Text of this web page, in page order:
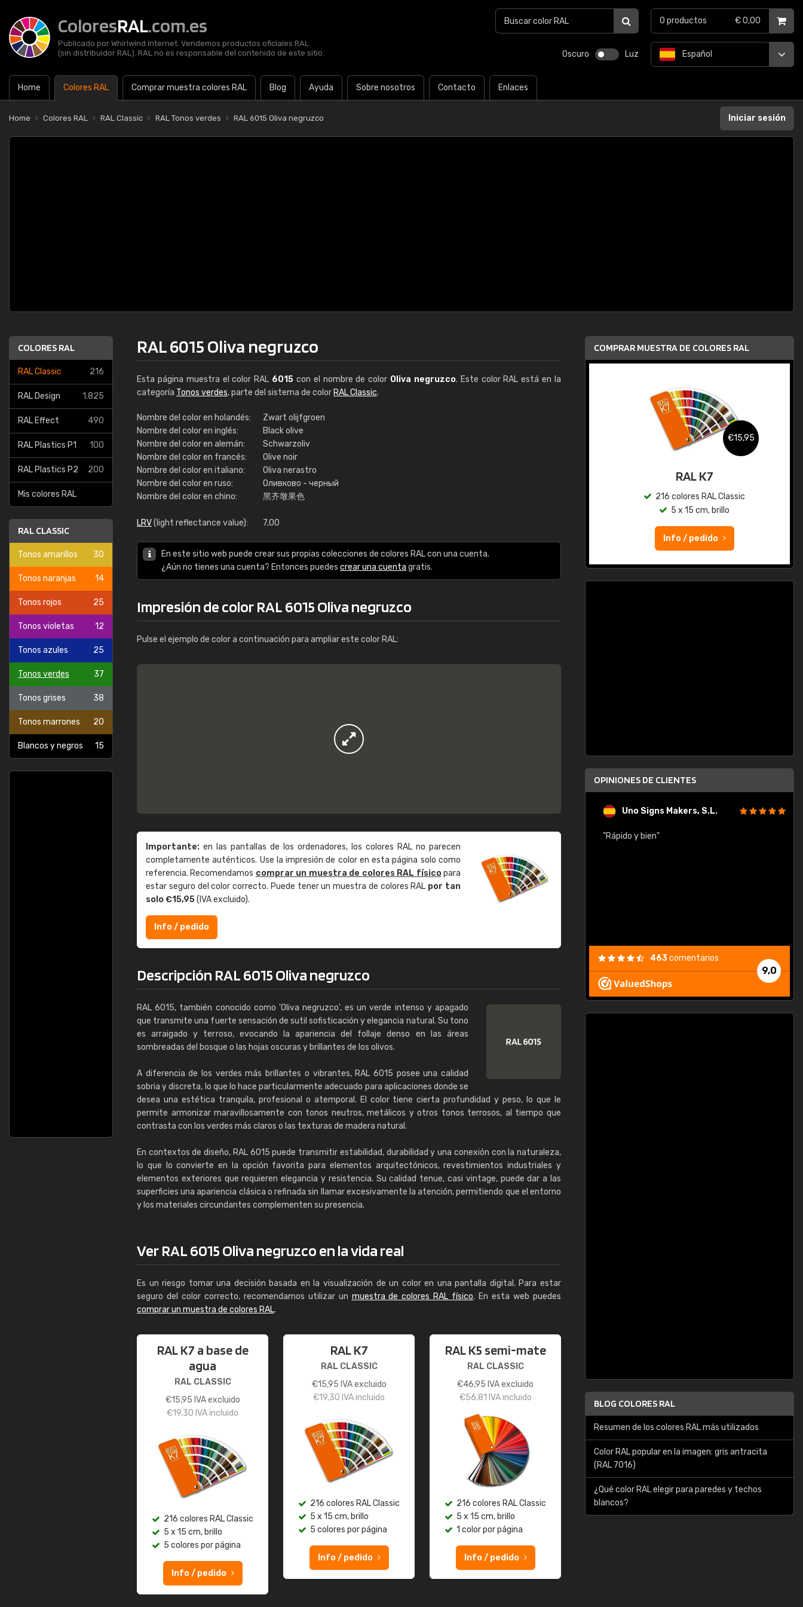
ColoresRAL.com.es
Publicado por Whirlwind Internet. Vendemos productos oficiales RAL
(sin distribuidor RAL). RAL no es responsable del contenido de este sitio.
Oscuro Luz
Home Colores RAL Comprar muestra colores RAL Blog Ayuda Sobre nosotros Contacto Enlaces
Español
0 productos € 0,00
Home Colores RAL RAL Classic RAL Tonos verdes RAL 6015 Oliva negruzco Iniciar sesión
COLORES RAL
RAL Classic 216
RAL Design 1.825
RAL Effect 490
RAL Plastics P1 100
RAL Plastics P2 200
Mis colores RAL
RAL CLASSIC
Tonos amarillos 30
Tonos naranjas 14
Tonos rojos 25
Tonos violetas 12
Tonos azules 25
Tonos verdes 37
Tonos grises 38
Tonos marrones 20
Blancos y negros 15
RAL 6015 Oliva negruzco
Esta página muestra el color RAL 6015 con el nombre de color Oliva negruzco. Este color RAL está en la
categoría Tonos verdes, parte del sistema de color RAL Classic.
Nombre del color en holandés:
Zwart olijfgroen
Nombre del color en inglés:
Black olive
Nombre del color en alemán:
Schwarzoliv
Nombre del color en francés:
Olive noir
Nombre del color en italiano:
Oliva nerastro
Nombre del color en ruso:
Оливково - черный
Nombre del color en chino:
黑齐墩果色
LRV(light reflectance value): 7,00
En este sitio web puede crear sus propias colecciones de colores RAL con una cuenta.
¿Aún no tienes una cuenta? Entonces puedes crear una cuenta gratis.
Impresión de color RAL 6015 Oliva negruzco
Pulse el ejemplo de color a continuación para ampliar este color RAL:
Importante: en las pantallas de los ordenadores, los colores RAL no parecen
completamente auténticos. Use la impresión de color en esta página solo como
referencia. Recomendamos comprar un muestra de colores RAL físicopara
estar seguro del color correcto. Puede tener un muestra de colores RAL por tan
solo €15,95(IVA excluido).
Info / pedido
Descripción RAL 6015 Oliva negruzco
RAL 6015, también conocido como 'Oliva negruzco', es un verde intenso y apagado
que transmite una fuerte sensación de sutil sofisticación y elegancia natural. Su tono
es arraigado y terroso, evocando la apariencia del follaje denso en las áreas
sombreadas del bosque o las hojas oscuras y brillantes de los olivos.
A diferencia de los verdes más brillantes o vibrantes, RAL 6015 posee una calidad
sobria y discreta, lo que lo hace particularmente adecuado para aplicaciones donde se
desea una estética tranquila, profesional o atemporal. El color tiene cierta profundidad y peso, lo que le
permite armonizar maravillosamente con tonos neutros, metálicos y otros tonos terrosos, al tiempo que
contrasta con los verdes más claros o las texturas de madera natural.
En contextos de diseño, RAL 6015 puede transmitir estabilidad, durabilidad y una conexión con la naturaleza,
lo que lo convierte en la opción favorita para elementos arquitectónicos, revestimientos industriales y
elementos exteriores que requieren elegancia y resistencia. Su calidad tenue, casi vintage, puede dar a las
superficies una apariencia clásica o refinada sin llamar excesivamente la atención, permitiendo que el entorno
y los materiales circundantes complementen su presencia.
Ver RAL 6015 Oliva negruzco en la vida real
Es un riesgo tomar una decisión basada en la visualización de un color en una pantalla digital. Para estar
seguro del color correcto, recomendamos utilizar un muestra de colores RAL físico. En esta web puedes
comprar un muestra de colores RAL.
RAL K7 a base de
agua
RAL CLASSIC
€15,95 IVA excluido
€19,30 IVA incluido
216 colores RAL Classic
5 x 15 cm, brillo
5 colores por página
Info / pedido
RAL K7
RAL CLASSIC
€15,95 IVA excluido
€19,30 IVA incluido
216 colores RAL Classic
5 x 15 cm, brillo
5 colores por página
Info / pedido
RAL K5 semi-mate
RAL CLASSIC
€46,95 IVA excluido
€56,81 IVA incluido
216 colores RAL Classic
5 x 15 cm, brillo
1 color por página
Info / pedido
COMPRAR MUESTRA DE COLORES RAL
€15,95
RAL K7
216 colores RAL Classic
5 x 15 cm, brillo
Info / pedido
OPINIONES DE CLIENTES
encontrar/comprar lo que se busca"
Uno Signs Makers, S.L.
"Rápido y bien"
9,0
463comentarios
BLOG COLORES RAL
Resumen de los colores RAL más utilizados
Color RAL popular en la imagen: gris antracita
(RAL 7016)
¿Qué color RAL elegir para paredes y techos
blancos?